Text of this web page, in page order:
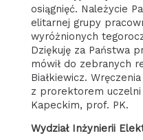
osiągnięć. Należycie
elitarnej grupy
wyróżnionych
Dziękuję za Państwa
mówił do zebranych
Białkiewicz.
z prorektorem uczelni
Kapeckim, prof. PK.
Wydział Inżynierii